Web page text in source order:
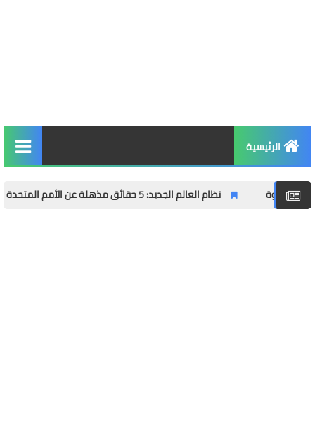
الرئيسية
نظام العالم الجديد: 5 حقائق مذهلة عن الأمم المتحدة والحرب التي شكلتها